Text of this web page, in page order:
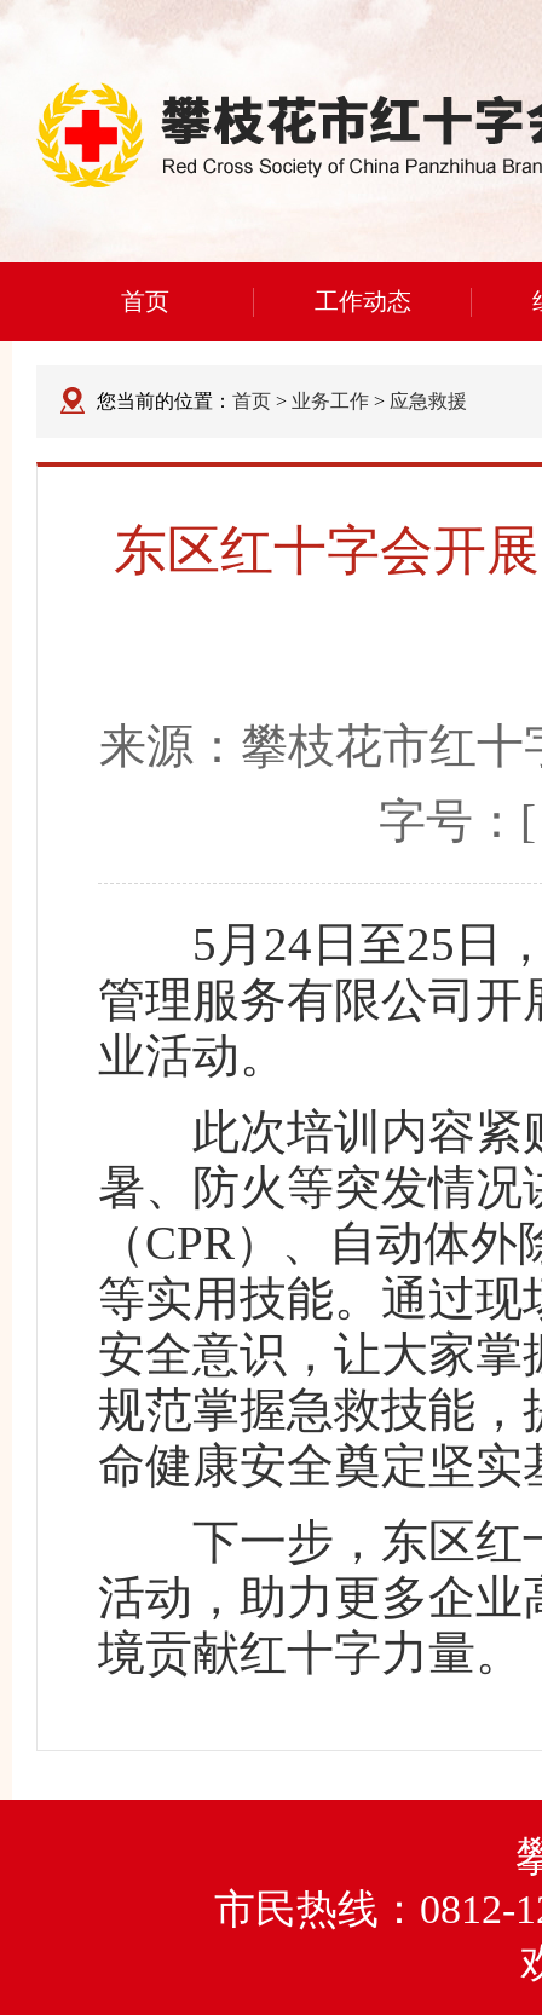
首页 工作动态
您当前的位置： 首页 > 业务工作 > 应急救援
东区红十字会开
来源： 攀枝花市红十
字号
5月24日至25日，
管理服务有限公司
业活动。
此次培训内容紧
暑、防火等突发情
（CPR）、自动体
等实用技能。通过
安全意识，让大家
规范掌握急救技能
命健康安全奠定坚实
下一步，东区红
活动，助力更多企
境贡献红十字力量。
市民热线：0812-